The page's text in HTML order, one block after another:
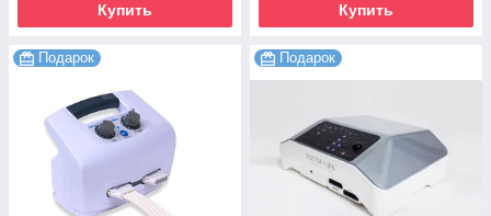
Купить Купить
Подарок Подарок